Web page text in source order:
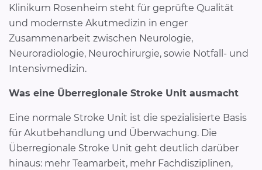
Klinikum Rosenheim steht für geprüfte Qualität
und modernste Akutmedizin in enger
Zusammenarbeit zwischen Neurologie,
Neuroradiologie, Neurochirurgie, sowie Notfall- und
Intensivmedizin.
Was eine Überregionale Stroke Unit ausmacht
Eine normale Stroke Unit ist die spezialisierte Basis
für Akutbehandlung und Überwachung. Die
Überregionale Stroke Unit geht deutlich darüber
hinaus: mehr Teamarbeit, mehr Fachdisziplinen,